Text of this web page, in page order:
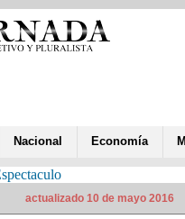
Nacional Economía
actualizado 10 de mayo 2016